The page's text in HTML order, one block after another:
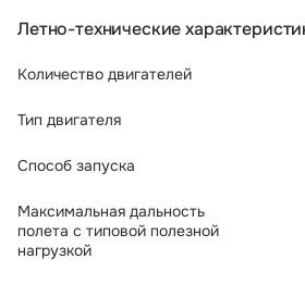
Летно-технические
Количество двигателей
Тип двигателя
Способ запуска
Максимальная дальность
полета с типовой полезной
нагрузкой